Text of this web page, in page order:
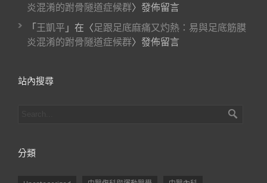
炎混淆的跗骨隧道症候群〉發佈留言
「 王凱平 」在〈足跟足底麻痛又灼熱：易與足底筋膜
炎混淆的跗骨隧道症候群〉發佈留言
站內搜尋
分類